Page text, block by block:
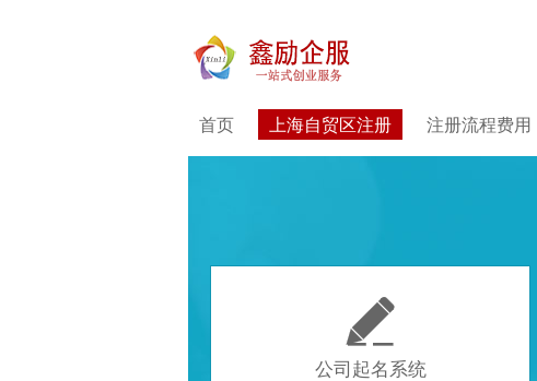
首页 上海自贸区注册 注册流程费用

公司起名系统